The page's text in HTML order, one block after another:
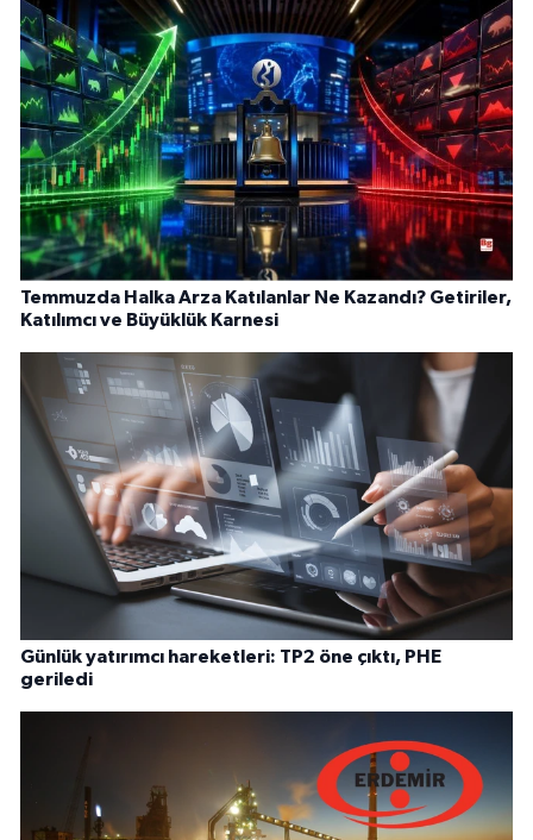
Temmuzda Halka Arza Katılanlar Ne Kazandı? Getiriler,
Katılımcı ve Büyüklük Karnesi
Günlük yatırımcı hareketleri: TP2 öne çıktı, PHE
geriledi